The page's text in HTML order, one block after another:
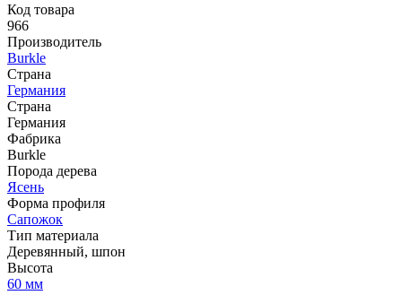
Код товара
966
Производитель
Burkle
Страна
Германия
Страна
Германия
Фабрика
Burkle
Порода дерева
Ясень
Форма профиля
Сапожок
Тип материала
Деревянный, шпон
Высота
60 мм